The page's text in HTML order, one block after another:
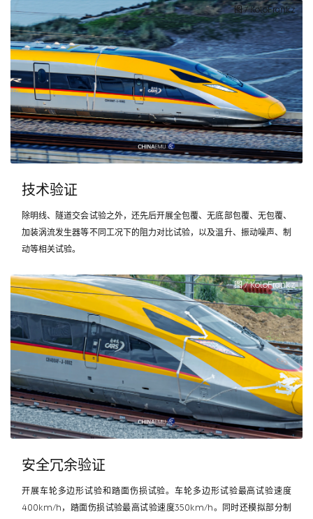
图 / KoloFrankz
技术验证
除明线、隧道交会试验之外，还先后开展全包覆、无底部包覆、无包覆、
加装涡流发生器等不同工况下的阻力对比试验，以及温升、振动噪声、制
动等相关试验。
图 / KoloFrankz
安全冗余验证
开展车轮多边形试验和踏面伤损试验。车轮多边形试验最高试验速度
400km/h，踏面伤损试验最高试验速度350km/h。同时还模拟部分制